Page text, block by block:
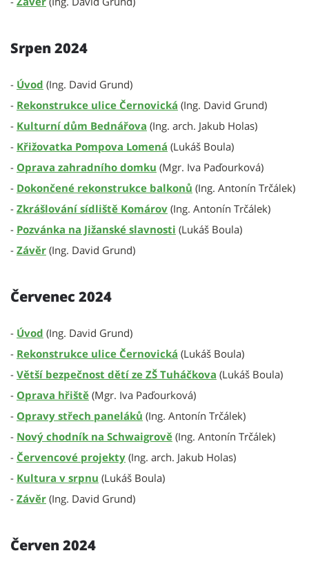
Srpen 2024
- Úvod (Ing. David Grund)
- Rekonstrukce ulice Černovická (Ing. David Grund)
- Kulturní dům Bednářova (Ing. arch. Jakub Holas)
- Křižovatka Pompova Lomená (Lukáš Boula)
- Oprava zahradního domku (Mgr. Iva Paďourková)
- Dokončené rekonstrukce balkonů (Ing. Antonín Trčálek)
- Zkrášlování sídliště Komárov (Ing. Antonín Trčálek)
- Pozvánka na Jižanské slavnosti (Lukáš Boula)
- Závěr (Ing. David Grund)
Červenec 2024
- Úvod (Ing. David Grund)
- Rekonstrukce ulice Černovická (Lukáš Boula)
- Větší bezpečnost dětí ze ZŠ Tuháčkova (Lukáš Boula)
- Oprava hřiště (Mgr. Iva Paďourková)
- Opravy střech paneláků (Ing. Antonín Trčálek)
- Nový chodník na Schwaigrově (Ing. Antonín Trčálek)
- Červencové projekty (Ing. arch. Jakub Holas)
- Kultura v srpnu (Lukáš Boula)
- Závěr (Ing. David Grund)
Červen 2024